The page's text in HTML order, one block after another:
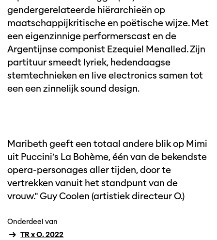
gendergerelateerde hiërarchieën op
maatschappijkritische en poëtische wijze. Met
een eigenzinnige performerscast en de
Argentijnse componist Ezequiel Menalled. Zijn
partituur smeedt lyriek, hedendaagse
stemtechnieken en live electronics samen tot
een een zinnelijk sound design.
Maribeth geeft een totaal andere blik op Mimi
uit Puccini’s La Bohème, één van de bekendste
opera-personages aller tijden, door te
vertrekken vanuit het standpunt van de
vrouw." Guy Coolen (artistiek directeur O.)
Onderdeel van
TR x O. 2022